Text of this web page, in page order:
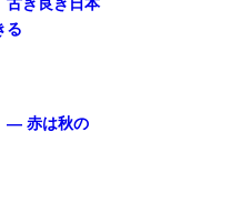
古き良き日本
る
― 赤は秋の